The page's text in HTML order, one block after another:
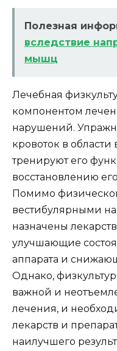
Полезная
вследствие
мышц
Лечебная
компонентом
нарушений.
кровоток в области
тренируют его
восстановлению
Помимо
вестибулярными
назначены
улучшающие
аппарата и
Однако,
важной и
лечения, и
лекарств и
наилучшего